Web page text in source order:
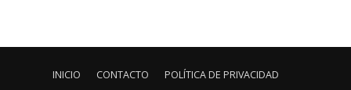
INICIO CONTACTO POLÍTICA DE PRIVACIDAD